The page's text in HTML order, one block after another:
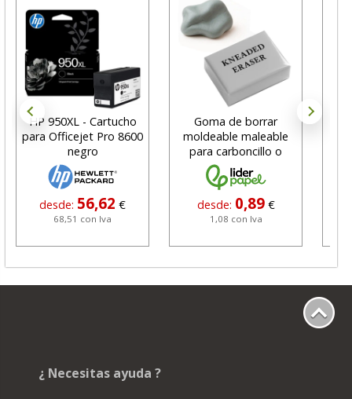
HP 950XL - Cartucho
para Officejet Pro 8600
negro
desde: 56,62 €
68,51 con Iva
Goma de borrar
moldeable maleable
para carboncillo o
grafito
desde: 0,89 €
1,08 con Iva
¿ Necesitas ayuda ?